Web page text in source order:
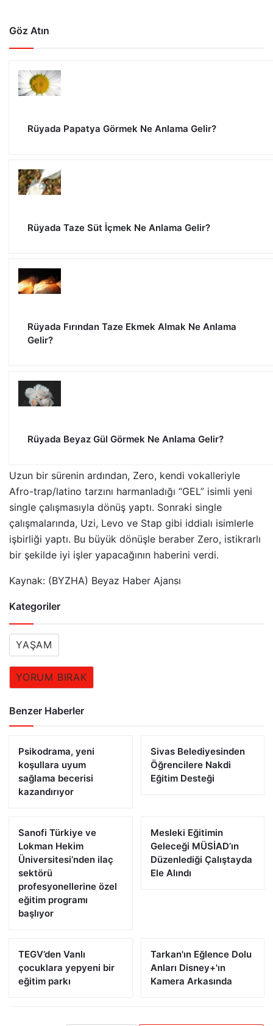
Göz Atın
Rüyada Papatya Görmek Ne Anlama Gelir?
Rüyada Taze Süt İçmek Ne Anlama Gelir?
Rüyada Fırından Taze Ekmek Almak Ne Anlama
Gelir?
Rüyada Beyaz Gül Görmek Ne Anlama Gelir?
Uzun bir sürenin ardından, Zero, kendi vokalleriyle
Afro-trap/latino tarzını harmanladığı “GEL” isimli yeni
single çalışmasıyla dönüş yaptı. Sonraki single
çalışmalarında, Uzi, Levo ve Stap gibi iddialı isimlerle
işbirliği yaptı. Bu büyük dönüşle beraber Zero, istikrarlı
bir şekilde iyi işler yapacağının haberini verdi.
Kaynak: (BYZHA) Beyaz Haber Ajansı
Kategoriler
YAŞAM
YORUM BIRAK
Benzer Haberler
Psikodrama, yeni
koşullara uyum
sağlama becerisi
kazandırıyor
Sivas Belediyesinden
Öğrencilere Nakdi
Eğitim Desteği
Sanofi Türkiye ve
Lokman Hekim
Üniversitesi’nden ilaç
sektörü
profesyonellerine özel
eğitim programı
başlıyor
Mesleki Eğitimin
Geleceği MÜSİAD’ın
Düzenlediği Çalıştayda
Ele Alındı
TEGV’den Vanlı
çocuklara yepyeni bir
eğitim parkı
Tarkan'ın Eğlence Dolu
Anları Disney+'ın
Kamera Arkasında